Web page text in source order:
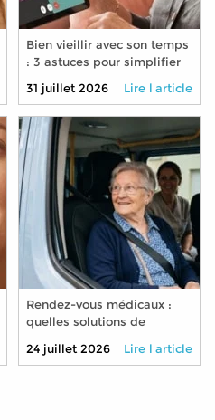
Bien vieillir avec son temps
: 3 astuces pour simplifier
nouvelles technologies
31 juillet 2026 Lire l'article
Rendez-vous médicaux :
quelles solutions de
qui ne conduisent plus ?
24 juillet 2026 Lire l'article